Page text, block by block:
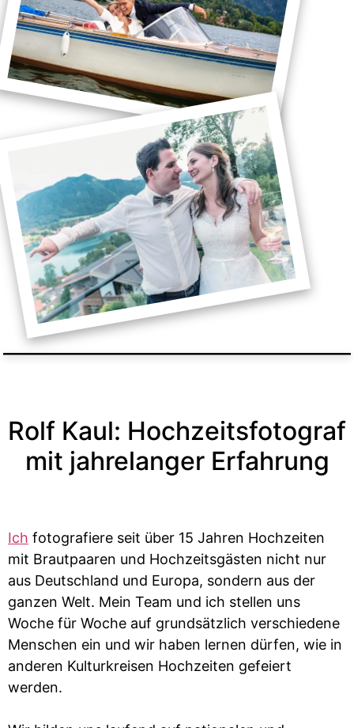
Rolf Kaul: Hochzeitsfotograf
mit jahrelanger Erfahrung
Ich fotografiere seit über 15 Jahren Hochzeiten
mit Brautpaaren und Hochzeitsgästen nicht nur
aus Deutschland und Europa, sondern aus der
ganzen Welt. Mein Team und ich stellen uns
Woche für Woche auf grundsätzlich verschiedene
Menschen ein und wir haben lernen dürfen, wie in
anderen Kulturkreisen Hochzeiten gefeiert
werden.